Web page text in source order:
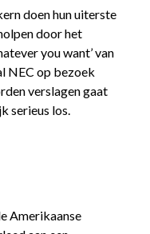
doen hun uiterste
door het
you want’ van
NEC op bezoek
verslagen gaat
serieus los.
Amerikaanse